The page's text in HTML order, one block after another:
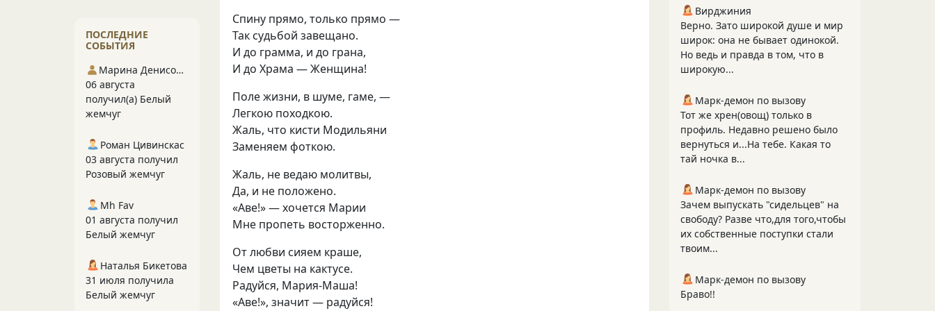
Спину прямо, только прямо —
Так судьбой завещано.
И до грамма, и до грана,
И до Храма — Женщина!
Поле жизни, в шуме, гаме, —
Легкою походкою.
Жаль, что кисти Модильяни
Заменяем фоткою.
Жаль, не ведаю молитвы,
Да, и не положено.
«Аве!» — хочется Марии
Мне пропеть восторженно.
От любви сияем краше,
Чем цветы на кактусе.
Радуйся, Мария-Маша!
«Аве!», значит — радуйся!
Вирджиния
Верно. Зато широкой душе и мир
широк: она не бывает одинокой.
Но ведь и правда в том, что в
широкую...
Марк-демон по вызову
Тот же хрен(овощ) только в
профиль. Недавно решено было
вернуться и...На тебе. Какая то
тай ночка в...
Марк-демон по вызову
Зачем выпускать "сидельцев" на
свободу? Разве что,для того,чтобы
их собственные поступки стали
твоим...
Марк-демон по вызову
Браво!!
ПОСЛЕДНИЕ
СОБЫТИЯ
Марина Денисова 5
06 августа
получил(а) Белый
жемчуг
Роман Цивинскас
03 августа получил
Розовый жемчуг
Mh Fav
01 августа получил
Белый жемчуг
Наталья Бикетова
31 июля получила
Белый жемчуг